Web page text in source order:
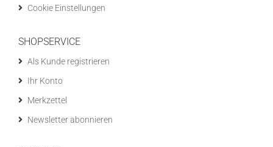
Cookie Einstellungen
SHOPSERVICE
Als Kunde registrieren
Ihr Konto
Merkzettel
Newsletter abonnieren